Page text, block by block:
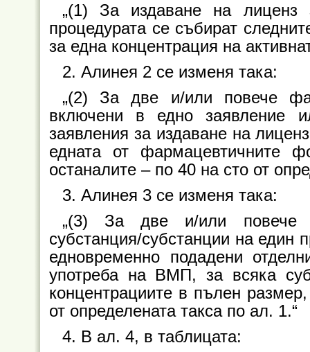
„(1) За издаване на
процедурата се събират
за една концентрация на
2. Алинея 2 се изменя така:
„(2) За две и/или повече
включени в едно заявление
заявления за издаване на
едната от фармацевтичните
останалите – по 40 на сто от
3. Алинея 3 се изменя така:
„(3) За две и/или повече
субстанция/субстанции на един
едновременно подадени
употреба на ВМП, за всяка
концентрациите в пълен
от определената такса по ал. 1.“
4. В ал. 4, в таблицата: